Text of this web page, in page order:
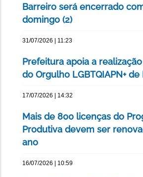
Barreiro será encerrado
domingo (2)
31/07/2026 | 11:23
Prefeitura apoia a
do Orgulho LGBTQIAPN+
17/07/2026 | 14:32
Mais de 800 licenças do
Produtiva devem ser
ano
16/07/2026 | 10:59